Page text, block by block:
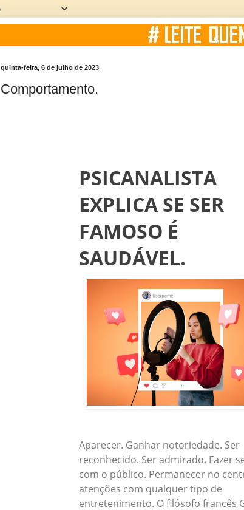
quinta-feira, 6 de julho de 2023
Comportamento.
PSICANALISTA
EXPLICA SE SER
FAMOSO É
SAUDÁVEL.
Aparecer. Ganhar notoriedade. Ser
reconhecido. Ser admirado. Fazer
com o público. Permanecer no
atenções com qualquer tipo de
entretenimento. O filósofo francês